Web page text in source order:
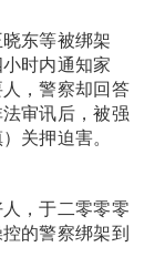
东等被绑架
时内通知家
，警察却回答
审讯后，被强
关押迫害。
，于二零零零
的警察绑架到